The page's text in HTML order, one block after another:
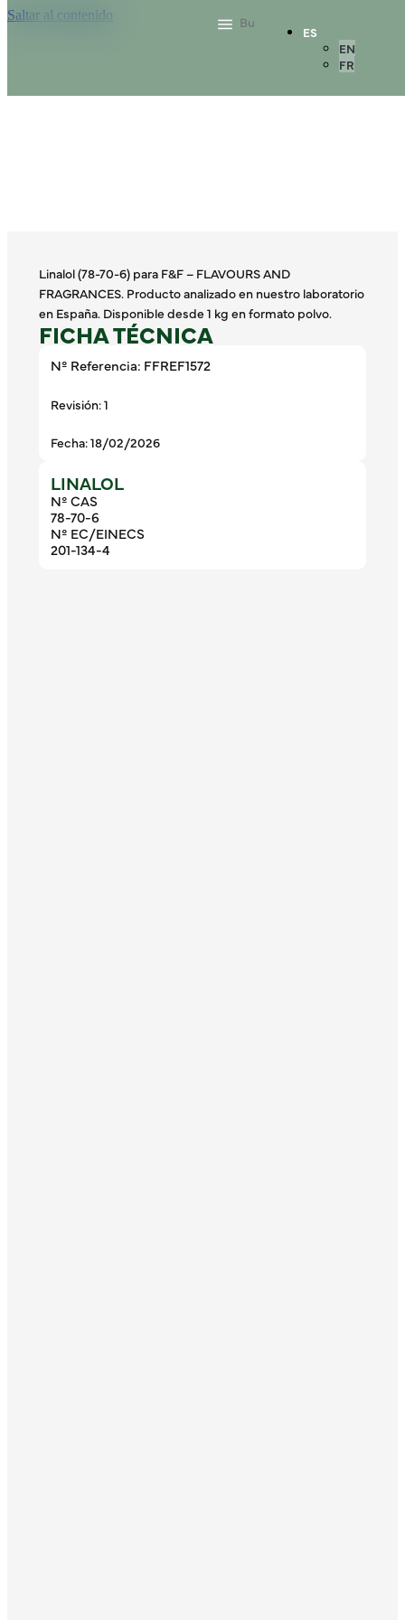
Saltar al contenido
ES
EN
FR
Linalol (78-70-6) para F&F – FLAVOURS AND
FRAGRANCES. Producto analizado en nuestro laboratorio
en España. Disponible desde 1 kg en formato polvo.
FICHA TÉCNICA
Nº Referencia: FFREF1572
Revisión: 1
Fecha: 18/02/2026
LINALOL
Nº CAS
78-70-6
Nº EC/EINECS
201-134-4